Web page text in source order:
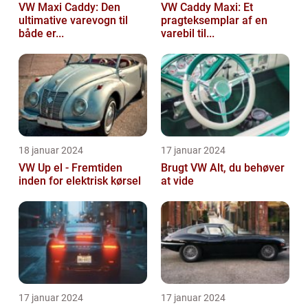
VW Maxi Caddy: Den
ultimative varevogn til
både er...
VW Caddy Maxi: Et
pragteksemplar af en
varebil til...
18 januar 2024
VW Up el - Fremtiden
inden for elektrisk kørsel
17 januar 2024
Brugt VW Alt, du behøver
at vide
17 januar 2024 17 januar 2024